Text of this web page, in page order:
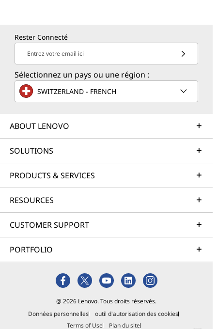
Rester Connecté
Entrez votre email ici
Sélectionnez un pays ou une région :
SWITZERLAND - FRENCH
ABOUT LENOVO
SOLUTIONS
PRODUCTS & SERVICES
RESOURCES
CUSTOMER SUPPORT
PORTFOLIO
@ 2026 Lenovo. Tous droits réservés.
Données personnelles
outil d'autorisation des cookies
Terms of Use
Plan du site